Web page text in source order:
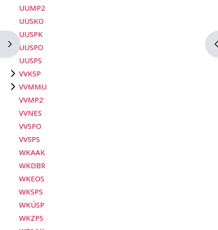
Ouvrir le tiroir des blocs
UUMP2
UUSKO
UUSPK
UUSPO
UUSPS
VVKSP
VVMMU
VVMP2
VVNES
VVSPO
VVSPS
WKAAK
WKDBR
WKEOS
WKSPS
WKÚSP
WKZPS